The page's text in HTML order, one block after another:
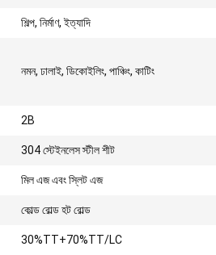
শিল্প, নির্মাণ, ইত্যাদি
নমন, ঢালাই, ডিকোইলিং, পাঞ্চিং, কাটিং
2B
304 স্টেইনলেস স্টীল শীট
মিল এজ এবং স্লিট এজ
কোল্ড রোল্ড হট রোল্ড
30%TT+70%TT/LC